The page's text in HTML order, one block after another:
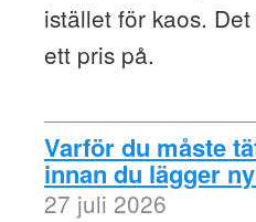
istället för kaos.
ett pris på.
Varför du måste
innan du lägger
27 juli 2026